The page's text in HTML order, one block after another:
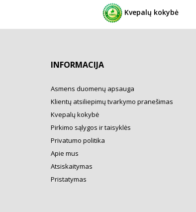
Kvepalų kokybė
INFORMACIJA
Asmens duomenų apsauga
Klientų atsiliepimų tvarkymo pranešimas
Kvepalų kokybė
Pirkimo sąlygos ir taisyklės
Privatumo politika
Apie mus
Atsiskaitymas
Pristatymas